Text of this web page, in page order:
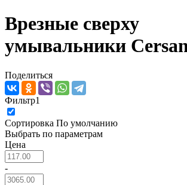
Врезные сверху
умывальники
Поделиться
Фильтр1
Сортировка По умолчанию
Выбрать по параметрам
Цена
-